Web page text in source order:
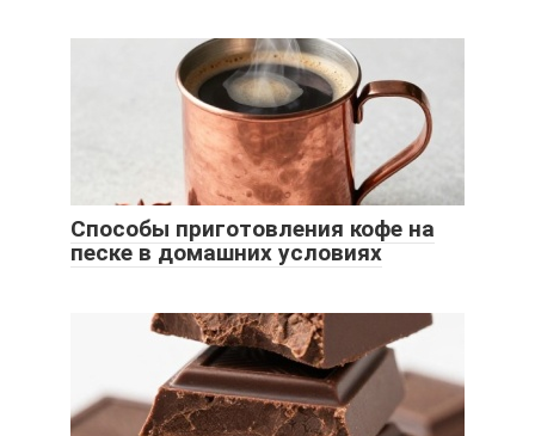
Способы приготовления кофе на
песке в домашних условиях